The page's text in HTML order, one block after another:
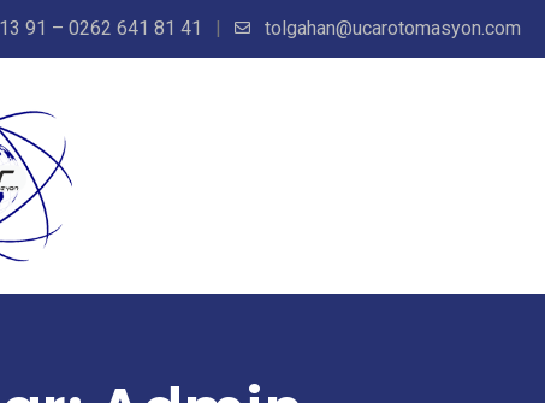
91 – 0262 641 81 41 tolgahan@ucarotomasyon.com